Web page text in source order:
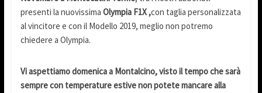
presenti la nuovissima Olympia F1X ,con taglia personalizzata
al vincitore e con il Modello 2019, meglio non potremo
chiedere a Olympia.
Vi aspettiamo domenica a Montalcino, visto il tempo che sarà
sempre con temperature estive non potete mancare alla